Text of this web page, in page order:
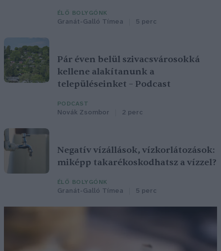
ÉLŐ BOLYGÓNK
Granát-Galló Tímea 5 perc
Pár éven belül szivacsvárosokká
kellene alakítanunk a
településeinket – Podcast
PODCAST
Novák Zsombor 2 perc
Negatív vízállások, vízkorlátozások:
miképp takarékoskodhatsz a vízzel?
ÉLŐ BOLYGÓNK
Granát-Galló Tímea 5 perc